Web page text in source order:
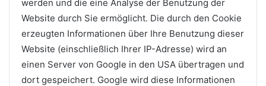
werden und die eine Analyse der Benutzung der
Website durch Sie ermöglicht. Die durch den Cookie
erzeugten Informationen über Ihre Benutzung dieser
Website (einschließlich Ihrer IP-Adresse) wird an
einen Server von Google in den USA übertragen und
dort gespeichert. Google wird diese Informationen